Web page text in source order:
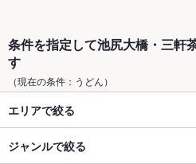
条件を指定して池尻大橋・三軒
す
（現在の条件：うどん）
エリアで絞る
ジャンルで絞る